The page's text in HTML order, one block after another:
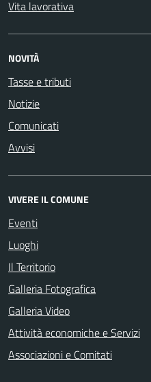
Vita lavorativa
NOVITÀ
Tasse e tributi
Notizie
Comunicati
Avvisi
VIVERE IL COMUNE
Eventi
Luoghi
Il Territorio
Galleria Fotografica
Galleria Video
Attività economiche e Servizi
Associazioni e Comitati